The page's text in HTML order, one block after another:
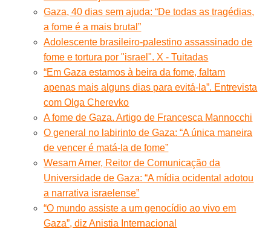
Gaza, 40 dias sem ajuda: “De todas as tragédias,
a fome é a mais brutal”
Adolescente brasileiro-palestino assassinado de
fome e tortura por "israel". X - Tuitadas
“Em Gaza estamos à beira da fome, faltam
apenas mais alguns dias para evitá-la”. Entrevista
com Olga Cherevko
A fome de Gaza. Artigo de Francesca Mannocchi
O general no labirinto de Gaza: “A única maneira
de vencer é matá-la de fome”
Wesam Amer, Reitor de Comunicação da
Universidade de Gaza: “A mídia ocidental adotou
a narrativa israelense”
“O mundo assiste a um genocídio ao vivo em
Gaza”, diz Anistia Internacional